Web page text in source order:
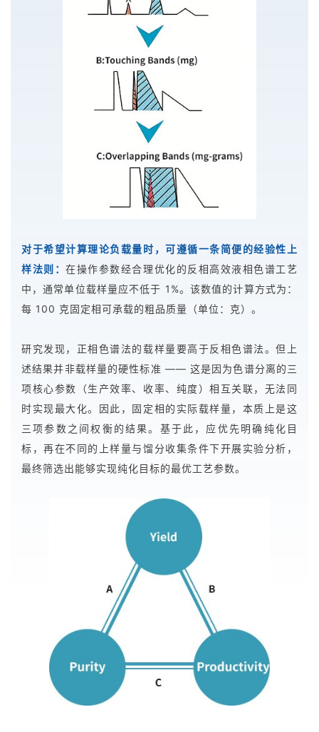
对于希望计算理论负载量时，可遵循一条简便的经验性上
样法则：在操作参数经合理优化的反相高效液相色谱工艺
中，通常单位载样量应不低于 1%。该数值的计算方式为：
每 100 克固定相可承载的粗品质量（单位：克）。
研究发现，正相色谱法的载样量要高于反相色谱法。但上
述结果并非载样量的硬性标准 —— 这是因为色谱分离的三
项核心参数（生产效率、收率、纯度）相互关联，无法同
时实现最大化。因此，固定相的实际载样量，本质上是这
三项参数之间权衡的结果。基于此，应优先明确纯化目
标，再在不同的上样量与馏分收集条件下开展实验分析，
最终筛选出能够实现纯化目标的最优工艺参数。